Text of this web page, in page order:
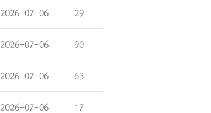
2026-07-06 29
2026-07-06 90
2026-07-06 63
2026-07-06 17